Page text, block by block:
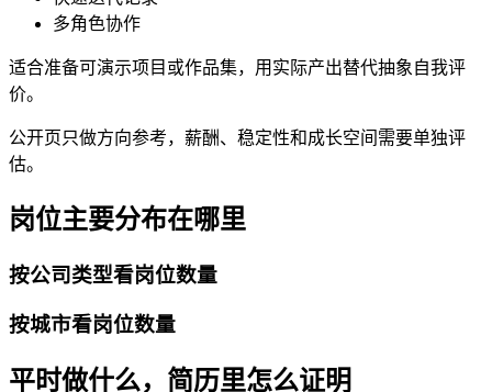
多角色协作
适合准备可演示项目或作品集，用实际产出替代抽象自我评
价。
公开页只做方向参考，薪酬、稳定性和成长空间需要单独评
估。
岗位主要分布在哪里
按公司类型看岗位数量
按城市看岗位数量
平时做什么，简历里怎么证明